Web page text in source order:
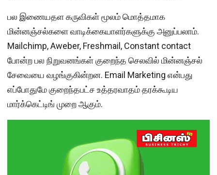
பல இணையதள கருவிகள் மூலம் மொத்தமாக
மின்னஞ்சல்களை வாடிக்கையாளர்களுக்கு அனுப்பலாம்.
Mailchimp, Aweber, Freshmail, Constant contact
போன்ற பல நிறுவனங்கள் குறைந்த செலவில் மின்னஞ்சல்
சேவையை வழங்குகின்றன. Email Marketing என்பது
எப்போதுமே குறைந்தபட்ச உத்தரவாதம் தரக்கூடிய
மார்க்கெட்டிங் முறை ஆகும்.